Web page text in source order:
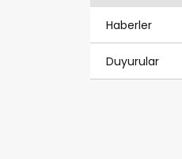
Haberler
Duyurular